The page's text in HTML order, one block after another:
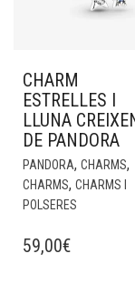
CHARM
ESTRELLES I
LLUNA
DE PANDORA
PANDORA, CHARMS,
CHARMS, CHARMS I
POLSERES
59,00€